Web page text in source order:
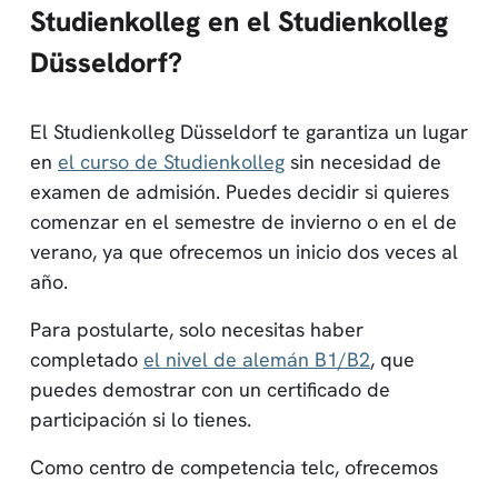
Studienkolleg en el Studienkolleg
Düsseldorf?
El Studienkolleg Düsseldorf te garantiza un lugar
en el curso de Studienkolleg sin necesidad de
examen de admisión. Puedes decidir si quieres
comenzar en el semestre de invierno o en el de
verano, ya que ofrecemos un inicio dos veces al
año.
Para postularte, solo necesitas haber
completado el nivel de alemán B1/B2, que
puedes demostrar con un certificado de
participación si lo tienes.
Como centro de competencia telc, ofrecemos